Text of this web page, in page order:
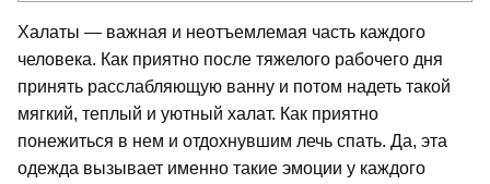
Халаты — важная и неотъемлемая часть каждого
человека. Как приятно после тяжелого рабочего дня
принять расслабляющую ванну и потом надеть такой
мягкий, теплый и уютный халат. Как приятно
понежиться в нем и отдохнувшим лечь спать. Да, эта
одежда вызывает именно такие эмоции у каждого